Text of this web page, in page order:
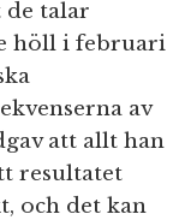
de talar
höll i februari
av
att allt han
resultatet
och det kan